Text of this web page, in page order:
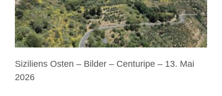
Siziliens Osten – Bilder – Centuripe – 13. Mai
2026